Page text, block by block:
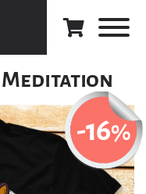
Meditation
-16%